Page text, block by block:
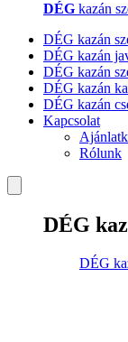
DÉG kazán
DÉG kazán
DÉG kazán
DÉG kazán
DÉG kazán
DÉG kazán
Kapcsolat
Rólunk
DÉG
DÉG